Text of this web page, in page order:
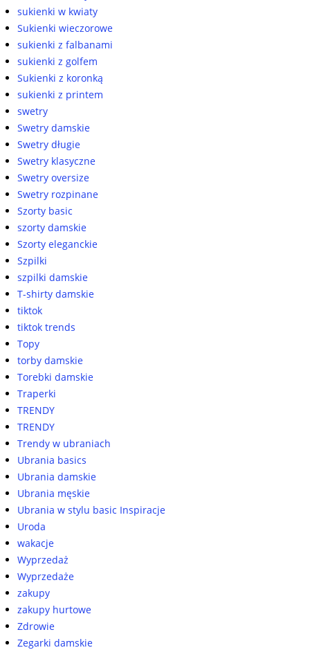
sukienki w kwiaty
Sukienki wieczorowe
sukienki z falbanami
sukienki z golfem
Sukienki z koronką
sukienki z printem
swetry
Swetry damskie
Swetry długie
Swetry klasyczne
Swetry oversize
Swetry rozpinane
Szorty basic
szorty damskie
Szorty eleganckie
Szpilki
szpilki damskie
T-shirty damskie
tiktok
tiktok trends
Topy
torby damskie
Torebki damskie
Traperki
TRENDY
TRENDY
Trendy w ubraniach
Ubrania basics
Ubrania damskie
Ubrania męskie
Ubrania w stylu basic Inspiracje
Uroda
wakacje
Wyprzedaż
Wyprzedaże
zakupy
zakupy hurtowe
Zdrowie
Zegarki damskie